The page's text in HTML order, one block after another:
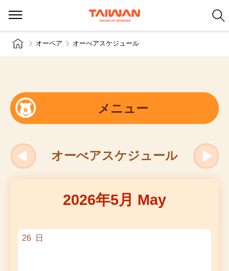
オーベア オーべアスケジュール
メニュー
オーべアスケジュール
2026年5月 May
26 日